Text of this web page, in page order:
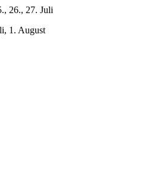
26., 27. Juli
1. August